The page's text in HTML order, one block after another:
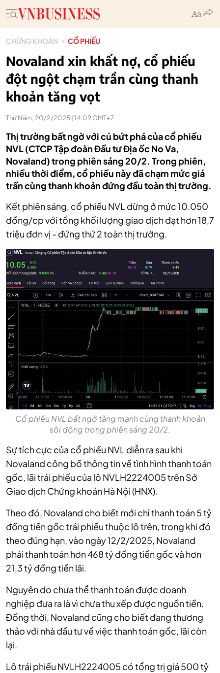
CHỨNG KHOÁN CỔ PHIẾU
Novaland xin khất nợ, cổ phiếu
đột ngột chạm trần cùng thanh
khoản tăng vọt
Thứ Năm, 20/2/2025 | 14:09 GMT+7
Thị trường bất ngờ với cú bứt phá của cổ phiếu
NVL (CTCP Tập đoàn Đầu tư Địa ốc No Va,
Novaland) trong phiên sáng 20/2. Trong phiên,
nhiều thời điểm, cổ phiếu này đã chạm mức giá
trần cùng thanh khoản đứng đầu toàn thị trường.
Kết phiên sáng, cổ phiếu NVL dừng ở mức 10.050
đồng/cp với tổng khối lượng giao dịch đạt hơn 18,7
triệu đơn vị - đứng thứ 2 toàn thị trường.
Cổ phiếu NVL bất ngờ tăng mạnh cùng thanh khoản
sôi động trong phiên sáng 20/2.
Sự tích cực của cổ phiếu NVL diễn ra sau khi
Novaland công bố thông tin về tình hình thanh toán
gốc, lãi trái phiếu của lô NVLH2224005 trên Sở
Giao dịch Chứng khoán Hà Nội (HNX).
Theo đó, Novaland cho biết mới chỉ thanh toán 5 tỷ
đồng tiền gốc trái phiếu thuộc lô trên, trong khi đó
theo đúng hạn, vào ngày 12/2/2025, Novaland
phải thanh toán hơn 468 tỷ đồng tiền gốc và hơn
21,3 tỷ đồng tiền lãi.
Nguyên do chưa thể thanh toán được doanh
nghiệp đưa ra là vì chưa thu xếp được nguồn tiền.
Đồng thời, Novaland cũng cho biết đang thương
thảo với nhà đầu tư về việc thanh toán gốc, lãi còn
lại.
Lô trái phiếu NVLH2224005 có tổng trị giá 500 tỷ